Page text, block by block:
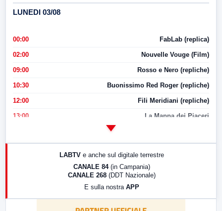
LUNEDI 03/08
00:00 FabLab (replica)
02:00 Nouvelle Vouge (Film)
09:00 Rosso e Nero (repliche)
10:30 Buonissimo Red Roger (repliche)
12:00 Fili Meridiani (repliche)
13:00 La Mappa dei Piaceri
17:00 LabNews (replica)
LABTV e anche sul digitale terrestre
CANALE 84 (in Campania)
CANALE 268 (DDT Nazionale)
E sulla nostra APP